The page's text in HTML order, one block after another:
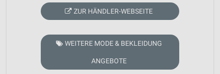
ZUR HÄNDLER-WEBSEITE
WEITERE MODE & BEKLEIDUNG
ANGEBOTE